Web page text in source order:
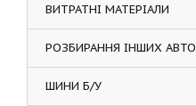
ВИТРАТНІ МАТЕРІАЛИ
РОЗБИРАННЯ ІНШИХ АВТО
ШИНИ Б/У